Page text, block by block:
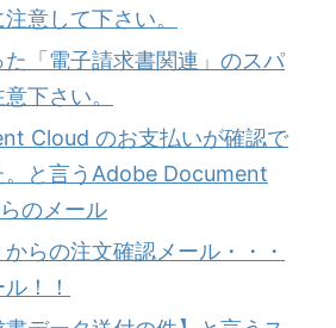
意して下さい。
「電子請求書関連」のスパ
下さい。
Cloud のお支払いが確認で
。と言うAdobe Document
のメール
らの注文確認メール・・・
！！